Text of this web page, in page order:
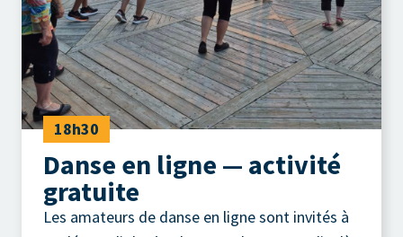
18h30
Danse en ligne — activité
gratuite
Les amateurs de danse en ligne sont invités à